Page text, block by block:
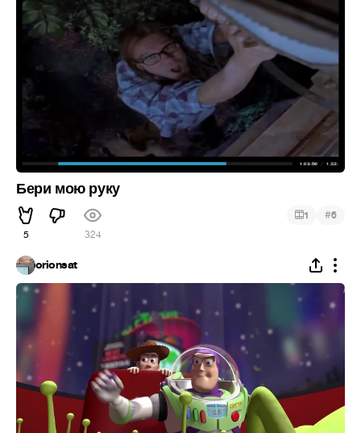
Бери мою руку
5 324
1 #6
orionsat